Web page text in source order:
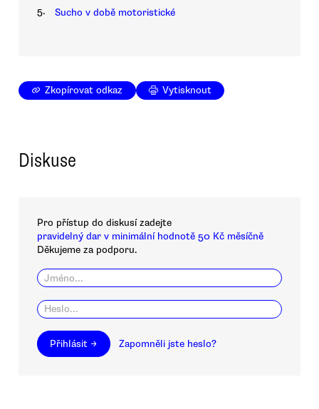
5. Sucho v době motoristické
Zkopírovat odkaz Vytisknout
Diskuse
Pro přístup do diskusí zadejte
pravidelný dar v minimální hodnotě 50 Kč měsíčně
Děkujeme za podporu.
Přihlásit → Zapomněli jste heslo?